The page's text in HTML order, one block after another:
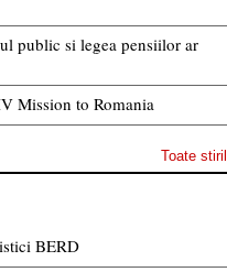
public si legea pensiilor ar
Mission to Romania
Toate
BERD